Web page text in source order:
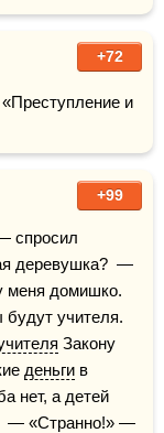
+72
и
+99
деревушка?  —
меня домишко.
учителя.
Закону
деньги в
нет, а детей
— «Странно!» —